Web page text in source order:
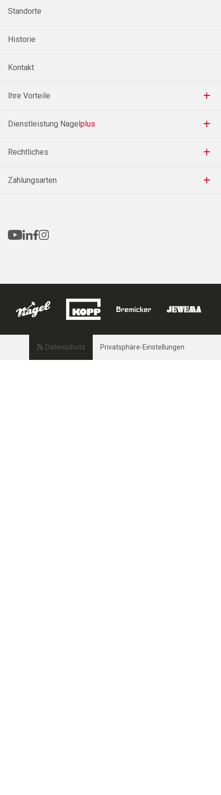
Standorte
Historie
Kontakt
Ihre Vorteile
Dienstleistung Nagelplus
Rechtliches
Zahlungsarten
Datenschutz Privatsphäre-Einstellungen